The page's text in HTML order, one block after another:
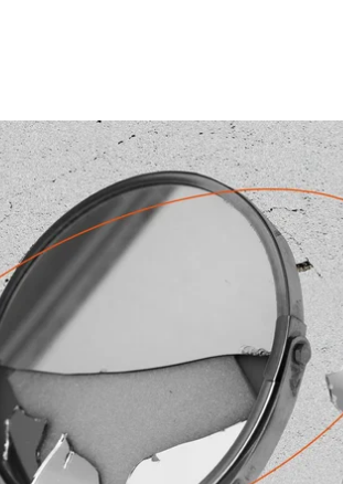
Христина Коціра запропонувала
ж не аналітику писати в межах
хто я така, щоб говорити про
кар'єру торочить про права
ж серйозна людина назве таке
та дослідницькій кар’єрі я